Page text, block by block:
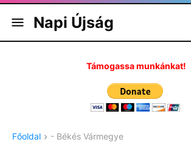
Napi Újság
Támogassa munkánkat!
Főoldal - Békés Vármegye